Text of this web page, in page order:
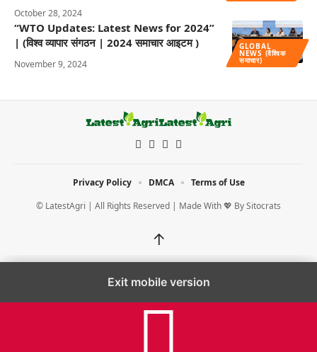
October 28, 2024
GLOBAL
NEWS (वैश्विक
समाचार)
“WTO Updates: Latest News for 2024”
| (विश्व व्यापार संगठन | 2024 समाचार आइटम )
November 9, 2024
© LatestAgri | All Rights Reserved | Made With 💖 BySitocrats
Privacy Policy DMCA Terms of Use
↑
Exit mobile version